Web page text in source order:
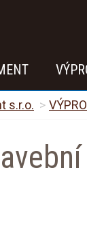
s.r.o.